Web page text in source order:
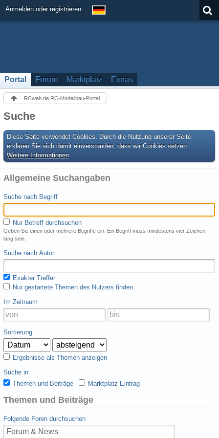
Anmelden oder registrieren
Portal Forum Marktplatz Extras
RCweb.de RC-Modellbau-Portal
Suche
Diese Seite verwendet Cookies. Durch die Nutzung unserer Seite
erklären Sie sich damit einverstanden, dass wir Cookies setzen.
Weitere Informationen
Allgemeine Suchangaben
Suche nach Begriff
Nur Betreff durchsuchen
Geben Sie einen oder mehrere Begriffe ein. Ein Begriff muss mindestens vier Zeichen
lang sein.
Suche nach Autor
Exakter Treffer
Nur gestartete Themen des Nutzers finden
Im Zeitraum
Sortierung
Ergebnisse als Themen anzeigen
Suche in
Themen und Beiträge
Marktplatz-Eintrag
Themen und Beiträge
Folgende Foren durchsuchen